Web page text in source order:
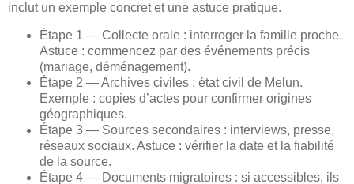
inclut un exemple concret et une astuce pratique.
Étape 1 — Collecte orale : interroger la famille proche.
Astuce : commencez par des événements précis
(mariage, déménagement).
Étape 2 — Archives civiles : état civil de Melun.
Exemple : copies d’actes pour confirmer origines
géographiques.
Étape 3 — Sources secondaires : interviews, presse,
réseaux sociaux. Astuce : vérifier la date et la fiabilité
de la source.
Étape 4 — Documents migratoires : si accessibles, ils